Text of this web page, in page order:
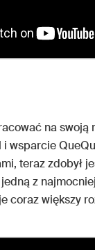
na
i wsparcie
teraz zdobył
z
coraz większy